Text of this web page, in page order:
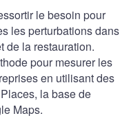
le besoin pour
les perturbations dans
de la restauration.
pour mesurer les
en utilisant des
la base de
Maps.